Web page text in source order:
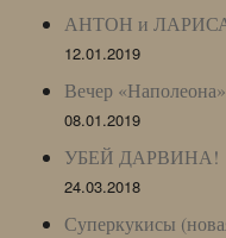
АНТОН и ЛАРИСА
12.01.2019
Вечер
08.01.2019
УБЕЙ ДАРВИНА!
24.03.2018
Суперкукисы